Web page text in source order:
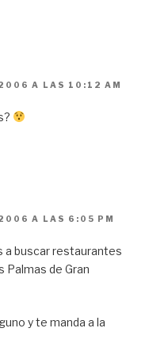
A LAS 10:12 AM
A LAS 6:05 PM
a buscar restaurantes
Palmas de Gran
y te manda a la